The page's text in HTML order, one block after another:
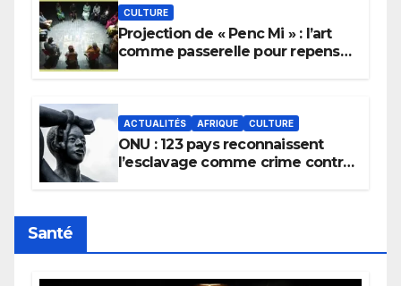
CULTURE
Projection de « Penc Mi » : l’art
comme passerelle pour repenser
ACTUALITÉS AFRIQUE CULTURE
ONU : 123 pays reconnaissent
l’esclavage comme crime contre
Santé